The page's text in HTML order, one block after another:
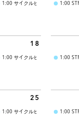
1:00 サイクルヒロ 1:00
18
1:00 サイクルヒロ 1:00
25
1:00 サイクルヒロ 1:00